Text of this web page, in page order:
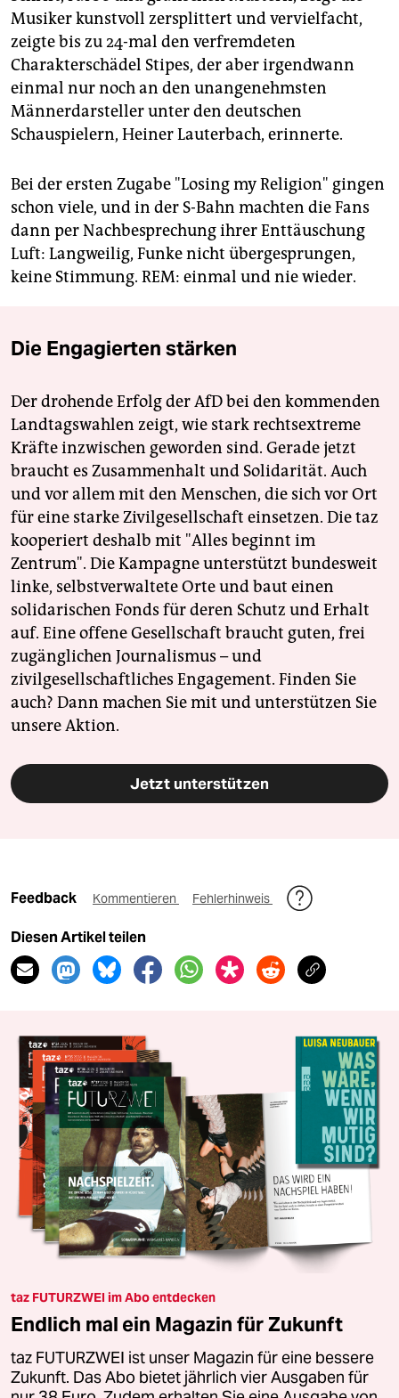
Musiker kunstvoll zersplittert und vervielfacht,
zeigte bis zu 24-mal den verfremdeten
Charakterschädel Stipes, der aber irgendwann
einmal nur noch an den unangenehmsten
Männerdarsteller unter den deutschen
Schauspielern, Heiner Lauterbach, erinnerte.
Bei der ersten Zugabe "Losing my Religion" gingen
schon viele, und in der S-Bahn machten die Fans
dann per Nachbesprechung ihrer Enttäuschung
Luft: Langweilig, Funke nicht übergesprungen,
keine Stimmung. REM: einmal und nie wieder.
Die Engagierten stärken
Der drohende Erfolg der AfD bei den kommenden
Landtagswahlen zeigt, wie stark rechtsextreme
Kräfte inzwischen geworden sind. Gerade jetzt
braucht es Zusammenhalt und Solidarität. Auch
und vor allem mit den Menschen, die sich vor Ort
für eine starke Zivilgesellschaft einsetzen. Die taz
kooperiert deshalb mit "Alles beginnt im
Zentrum". Die Kampagne unterstützt bundesweit
linke, selbstverwaltete Orte und baut einen
solidarischen Fonds für deren Schutz und Erhalt
auf. Eine offene Gesellschaft braucht guten, frei
zugänglichen Journalismus – und
zivilgesellschaftliches Engagement. Finden Sie
auch? Dann machen Sie mit und unterstützen Sie
unsere Aktion.
Jetzt unterstützen
Feedback Kommentieren Fehlerhinweis
Diesen Artikel teilen
taz FUTURZWEI im Abo entdecken
Endlich mal ein Magazin für Zukunft
taz FUTURZWEI ist unser Magazin für eine bessere
Zukunft. Das Abo bietet jährlich vier Ausgaben für